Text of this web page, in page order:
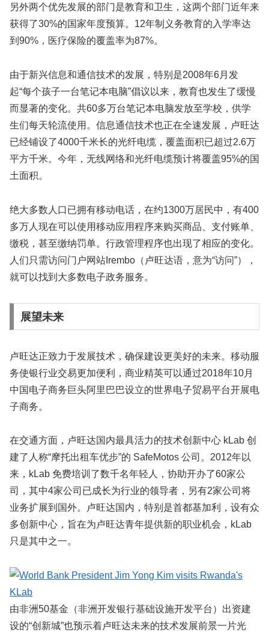
另外两个优先发展的部门是教育和卫生，这两个部门近年来
获得了30%的国家年度预算。12年制义务教育的入学率达
到90%，医疗保险的覆盖率为87%。
由于新兴信息和通信技术的发展，特别是2008年6月发
起“每个孩子一台笔记本电脑”倡议以来，教育也发生了缓慢
而显著的变化。共60多万台笔记本电脑发放至学校，供学
生们每天轮流使用。信息通信技术也正在全速发展，卢旺达
已经铺设了4000千米长的光纤电缆，覆盖面积已超过2.6万
平方千米。今年，无线网络和光纤电缆预计将覆盖95%的国
土面积。
绝大多数人口已拥有移动电话，在约1300万居民中，有400
多万人现在可以使用移动应用程序来购买商品、支付账单、
缴税，甚至缴纳罚单。行政管理程序也出现了相应的变化。
人们只需访问门户网站Irembo（卢旺达语，意为“访问”），
就可以找到大多数电子政务服务。
展望未来
卢旺达正致力于发展技术，确保建设更美好的未来。移动服
务使银行业交易更加便利，商业精英可以通过2018年10月
中国电子商务巨头阿里巴巴设立的世界电子贸易平台开展电
子商务。
在交通方面，卢旺达国内最具活力的技术创新中心 kLab 创
建了人称“摩托出租车优步”的 SafeMotos 公司。2012年以
来，kLab 免费培训了数千名年轻人，协助开办了60家公
司，其中4家公司已成长为行业的领导者，另有2家公司将
业务扩展到国外。卢旺达国内，特别是首都基加利，设有众
多创新中心，旨在为卢旺达青年提供新的职业机会，kLab
只是其中之一。
由非洲50基金（非洲开发银行基础设施开发平台）出资建
设的“创新城”也预示着卢旺达未来的技术发展前景一片光